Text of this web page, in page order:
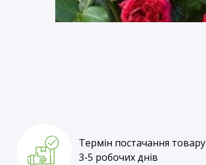
Термін постачання товару
3-5 робочих днів